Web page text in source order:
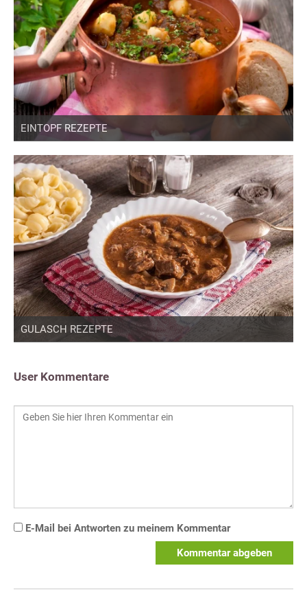
EINTOPF REZEPTE
GULASCH REZEPTE
User Kommentare
E-Mail bei Antworten zu meinem Kommentar
Kommentar abgeben